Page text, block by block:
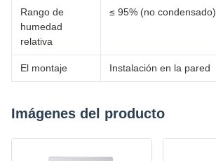
Rango de
humedad
relativa
≤ 95% (no condensado)
El montaje Instalación en la pared
Imágenes del producto